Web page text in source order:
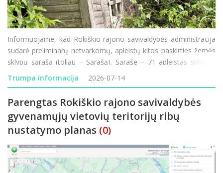
Informuojame, kad Rokiškio rajono savivaldybės administracija
sudarė preliminarų netvarkomų, apleistų kitos paskirties žemės
sklypų sąrašą (toliau – Sąrašą). Sąraše – 71 apleistas sklypas.
Daugiausia netvarkomų ir apleistų sklypų šiais metais užfiksuot
Trumpa informacija 2026-07-14
Parengtas Rokiškio rajono savivaldybės
gyvenamųjų vietovių teritorijų ribų
nustatymo planas (0)